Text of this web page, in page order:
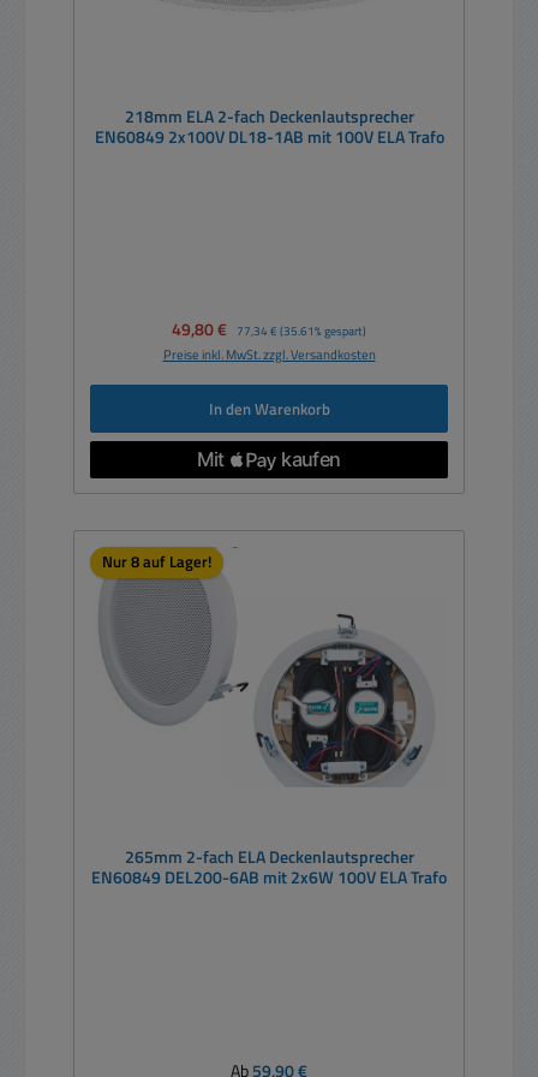
218mm ELA 2-fach Deckenlautsprecher
EN60849 2x100V DL18-1AB mit 100V ELA Trafo
Verkaufspreis:
49,80 € Regulärer Preis:
77,34 € (35.61% gespart)
Preise inkl. MwSt. zzgl. Versandkosten
In den Warenkorb
Nur 8 auf Lager!
265mm 2-fach ELA Deckenlautsprecher
EN60849 DEL200-6AB mit 2x6W 100V ELA Trafo
Regulärer Preis:
Ab59,90 €